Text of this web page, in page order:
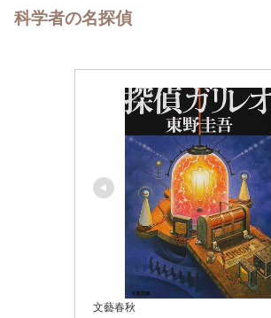
科学者の名探偵
文藝春秋